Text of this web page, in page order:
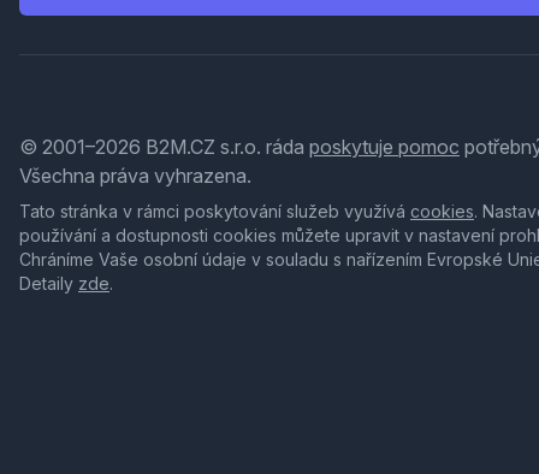
© 2001–2026 B2M.CZ s.r.o. ráda poskytuje pomoc
Všechna práva vyhrazena.
Tato stránka v rámci poskytování služeb využívá cookies.
používání a dostupnosti cookies můžete upravit v nastavení
Chráníme Vaše osobní údaje v souladu s nařízením Evropské
Detaily zde.